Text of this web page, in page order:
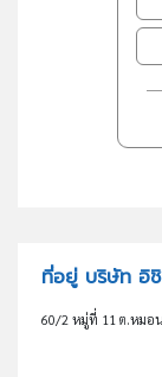
ที่อยู่ บริษัท อิชิ
60/2 หมู่ที่ 11 ต.หม